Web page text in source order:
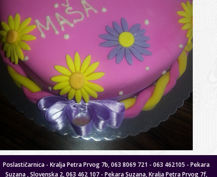
Poslastičarnica - Kralja Petra Prvog 7b, 063 8069 721 - 063 462105 - Pekara
Suzana , Slovenska 2, 063 462 107 - Pekara Suzana, Kralja Petra Prvog 7f,